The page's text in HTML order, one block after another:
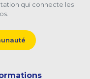
qui connecte les